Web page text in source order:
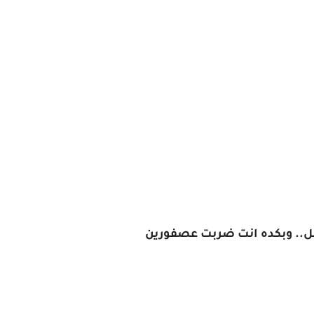
وبكده انت ضربت عصفورين